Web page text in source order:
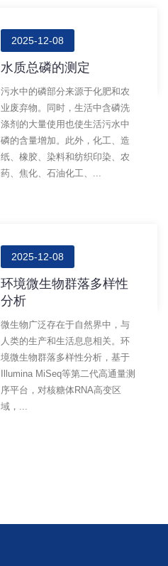
2025-12-08
水质总磷的测定
污水中的磷部分来源于化肥和农
业废弃物。同时，生活中含磷洗
涤剂的大量使用也使生活污水中
磷的含量增加。此外，化工、造
纸、橡胶、染料和纺织印染、农
药、焦化、石油化工、...
2025-12-08
环境微生物群落多样性
分析
微生物广泛存在于自然界中，与
人类的生产和生活息息相关。环
境微生物群落多样性分析，基于
Illumina MiSeq等第二代高通量测
序平台，对核糖体RNA高变区
域，...